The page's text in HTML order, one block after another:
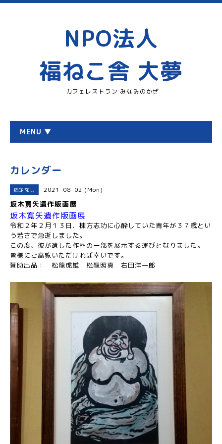
NPO法人
福ねこ舎 大夢
カフェレストラン みなみのかぜ
MENU ▼
カレンダー
指定なし 2021-08-02 (Mon)
坂木寛矢遺作版画展
坂木寛矢遺作版画展
令和２年２月１３日、棟方志功に心酔していた青年が３７歳とい
う若さで急逝しました。
この度、彼が遺した作品の一部を展示する運びとなりました。
皆様にご高覧いただければ幸いです。
賛助出品： 松龍虎雄 松龍照真 右田洋一郎